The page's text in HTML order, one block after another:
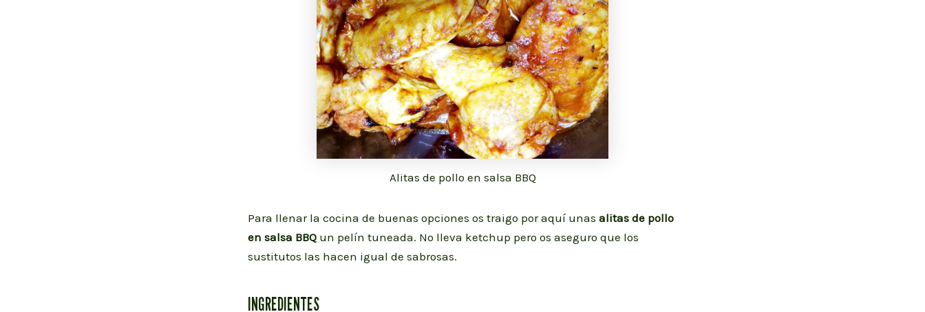
Alitas de pollo en salsa BBQ
Para llenar la cocina de buenas opciones os traigo por aquí unas alitas de pollo
en salsa BBQun pelín tuneada. No lleva ketchup pero os aseguro que los
sustitutos las hacen igual de sabrosas.
INGREDIENTES